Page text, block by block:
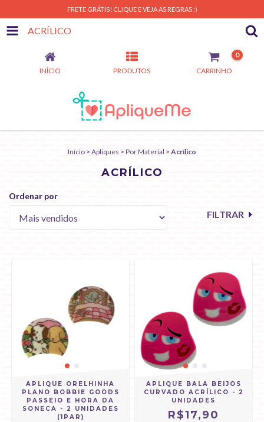
FRETE GRÁTIS! CLIQUE E VEJA AS REGRAS :)
ACRÍLICO
INÍCIO PRODUTOS CARRINHO
0
Início > Apliques > Por Material > Acrílico
ACRÍLICO
Ordenar por
FILTRAR
APLIQUE ORELHINHA
PLANO BOBBIE GOODS
PASSEIO E HORA DA
SONECA - 2 UNIDADES
(1PAR)
APLIQUE BALA BEIJOS
CURVADO ACRÍLICO - 2
UNIDADES
R$17,90